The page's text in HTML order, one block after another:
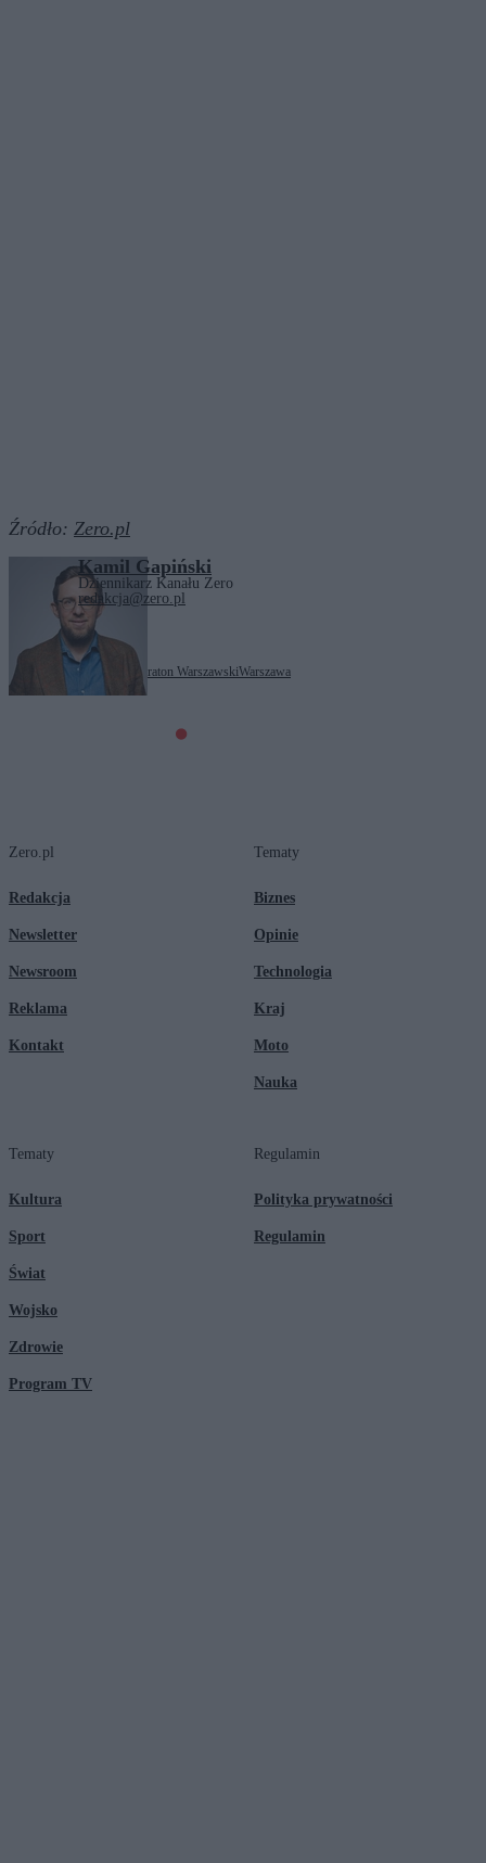
Źródło: Zero.pl
Kamil Gapiński
Dziennikarz Kanału Zero
redakcja@zero.pl
Tagi: Bieganie Półmaraton WarszawskiWarszawa
Zero.pl
Redakcja
Newsletter
Newsroom
Reklama
Kontakt
Tematy
Biznes
Opinie
Technologia
Kraj
Moto
Nauka
Tematy
Kultura
Sport
Świat
Wojsko
Zdrowie
Program TV
Regulamin
Polityka prywatności
Regulamin